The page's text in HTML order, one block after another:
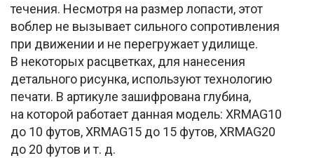
течения. Несмотря на размер лопасти, этот
воблер не вызывает сильного сопротивления
при движении и не перегружает удилище.
В некоторых расцветках, для нанесения
детального рисунка, используют технологию
печати. В артикуле зашифрована глубина,
на которой работает данная модель: XRMAG10
до 10 футов, XRMAG15 до 15 футов, XRMAG20
до 20 футов и т. д.